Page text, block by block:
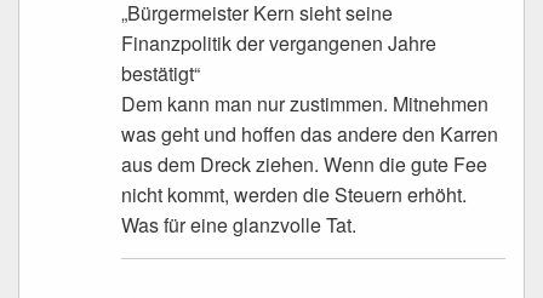
„Bürgermeister Kern sieht seine
Finanzpolitik der vergangenen Jahre
bestätigt“
Dem kann man nur zustimmen. Mitnehmen
was geht und hoffen das andere den Karren
aus dem Dreck ziehen. Wenn die gute Fee
nicht kommt, werden die Steuern erhöht.
Was für eine glanzvolle Tat.